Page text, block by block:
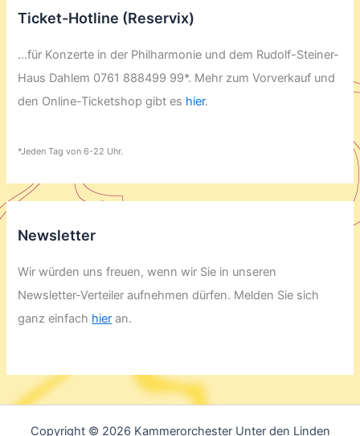
Ticket-Hotline (Reservix)
...für Konzerte in der Philharmonie und dem Rudolf-Steiner-
Haus Dahlem 0761 888499 99*. Mehr zum Vorverkauf und
den Online-Ticketshop gibt es hier.
*Jeden Tag von 6-22 Uhr.
Newsletter
Wir würden uns freuen, wenn wir Sie in unseren
Newsletter-Verteiler aufnehmen dürfen. Melden Sie sich
ganz einfach hier an.
Copyright © 2026 Kammerorchester Unter den Linden